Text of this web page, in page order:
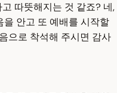
따뜻해지는 것 같죠? 네,
을 안고 또 예배를 시작할
으로 착석해 주시면 감사